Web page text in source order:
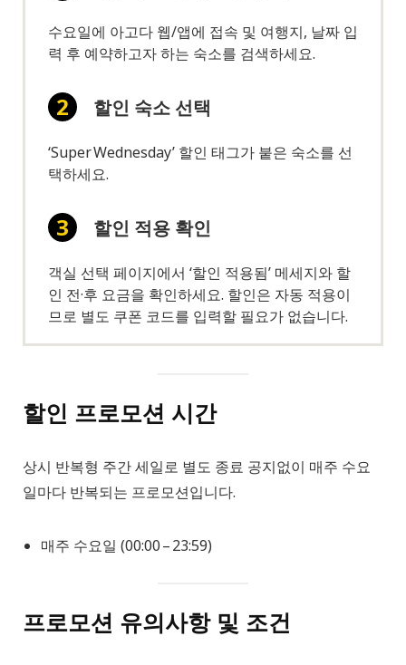
수요일에 아고다 웹/앱에 접속 및 여행지, 날짜 입
력 후 예약하고자 하는 숙소를 검색하세요.
할인 숙소 선택
‘Super Wednesday’ 할인 태그가 붙은 숙소를 선
택하세요.
할인 적용 확인
객실 선택 페이지에서 ‘할인 적용됨’ 메세지와 할
인 전·후 요금을 확인하세요. 할인은 자동 적용이
므로 별도 쿠폰 코드를 입력할 필요가 없습니다.
할인 프로모션 시간
상시 반복형 주간 세일로 별도 종료 공지없이 매주 수요
일마다 반복되는 프로모션입니다.
매주 수요일 (00:00 – 23:59)
프로모션 유의사항 및 조건